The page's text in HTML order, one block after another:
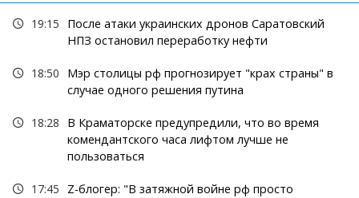
19:15
После атаки украинских дронов Саратовский
НПЗ остановил переработку нефти
18:50
Мэр столицы рф прогнозирует "крах страны" в
случае одного решения путина
18:28
В Краматорске предупредили, что во время
комендантского часа лифтом лучше не
пользоваться
17:45 Z-блогер: "В затяжной войне рф просто